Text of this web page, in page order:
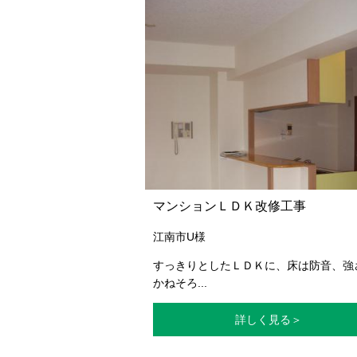
マンションＬＤＫ改修工事
江南市U様
すっきりとしたＬＤＫに、床は防音、強
かねそろ...
詳しく見る＞